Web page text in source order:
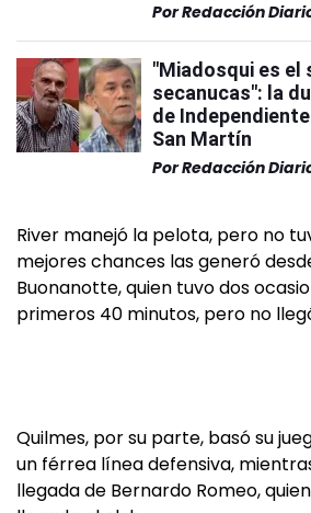
PorRedacción
"Miadosqui es el
secanucas": la
de
San Martín
PorRedacción
River manejó la pelota, pero no
mejores chances las generó
Buonanotte, quien tuvo dos
primeros 40 minutos, pero no
Quilmes, por su parte, basó su
un férrea línea defensiva,
llegada de Bernardo Romeo,